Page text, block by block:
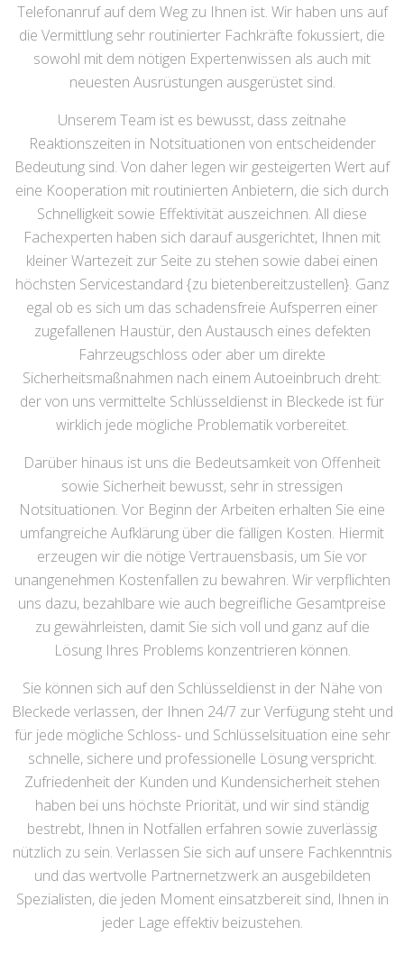
Telefonanruf auf dem Weg zu Ihnen ist. Wir haben uns auf
die Vermittlung sehr routinierter Fachkräfte fokussiert, die
sowohl mit dem nötigen Expertenwissen als auch mit
neuesten Ausrüstungen ausgerüstet sind.
Unserem Team ist es bewusst, dass zeitnahe
Reaktionszeiten in Notsituationen von entscheidender
Bedeutung sind. Von daher legen wir gesteigerten Wert auf
eine Kooperation mit routinierten Anbietern, die sich durch
Schnelligkeit sowie Effektivität auszeichnen. All diese
Fachexperten haben sich darauf ausgerichtet, Ihnen mit
kleiner Wartezeit zur Seite zu stehen sowie dabei einen
höchsten Servicestandard {zu bietenbereitzustellen}. Ganz
egal ob es sich um das schadensfreie Aufsperren einer
zugefallenen Haustür, den Austausch eines defekten
Fahrzeugschloss oder aber um direkte
Sicherheitsmaßnahmen nach einem Autoeinbruch dreht:
der von uns vermittelte Schlüsseldienst in Bleckede ist für
wirklich jede mögliche Problematik vorbereitet.
Darüber hinaus ist uns die Bedeutsamkeit von Offenheit
sowie Sicherheit bewusst, sehr in stressigen
Notsituationen. Vor Beginn der Arbeiten erhalten Sie eine
umfangreiche Aufklärung über die fälligen Kosten. Hiermit
erzeugen wir die nötige Vertrauensbasis, um Sie vor
unangenehmen Kostenfallen zu bewahren. Wir verpflichten
uns dazu, bezahlbare wie auch begreifliche Gesamtpreise
zu gewährleisten, damit Sie sich voll und ganz auf die
Lösung Ihres Problems konzentrieren können.
Sie können sich auf den Schlüsseldienst in der Nähe von
Bleckede verlassen, der Ihnen 24/7 zur Verfügung steht und
für jede mögliche Schloss- und Schlüsselsituation eine sehr
schnelle, sichere und professionelle Lösung verspricht.
Zufriedenheit der Kunden und Kundensicherheit stehen
haben bei uns höchste Priorität, und wir sind ständig
bestrebt, Ihnen in Notfällen erfahren sowie zuverlässig
nützlich zu sein. Verlassen Sie sich auf unsere Fachkenntnis
und das wertvolle Partnernetzwerk an ausgebildeten
Spezialisten, die jeden Moment einsatzbereit sind, Ihnen in
jeder Lage effektiv beizustehen.